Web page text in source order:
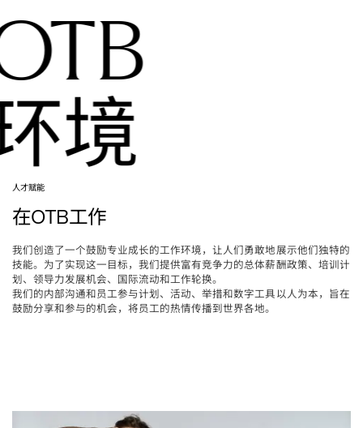
境
人才赋能
在OTB工作
我们创造了一个鼓励专业成长的工作环境，让人们勇敢地展示他们独特的
技能。为了实现这一目标，我们提供富有竞争力的总体薪酬政策、培训计
划、领导力发展机会、国际流动和工作轮换。
我们的内部沟通和员工参与计划、活动、举措和数字工具以人为本，旨在
鼓励分享和参与的机会，将员工的热情传播到世界各地。